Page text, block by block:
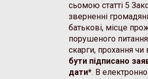
сьомою статті 5
зверненні
батькові, місце
порушеного
скарги, прохання чи
бути підписано
дати*. В